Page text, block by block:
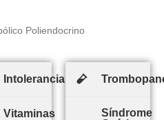
Poliendocrino
Intolerancias
Vitaminas
Síndrome